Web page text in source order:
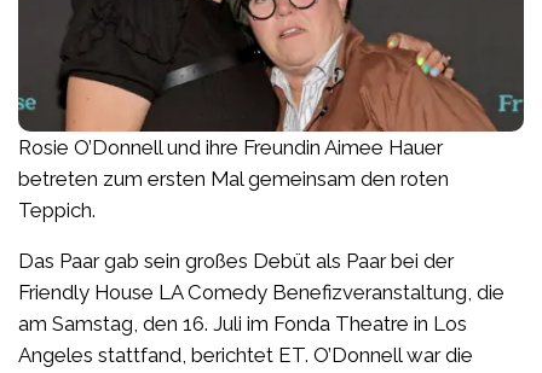
Rosie O’Donnell und ihre Freundin Aimee Hauer
betreten zum ersten Mal gemeinsam den roten
Teppich.
Das Paar gab sein großes Debüt als Paar bei der
Friendly House LA Comedy Benefizveranstaltung, die
am Samstag, den 16. Juli im Fonda Theatre in Los
Angeles stattfand, berichtet ET. O’Donnell war die